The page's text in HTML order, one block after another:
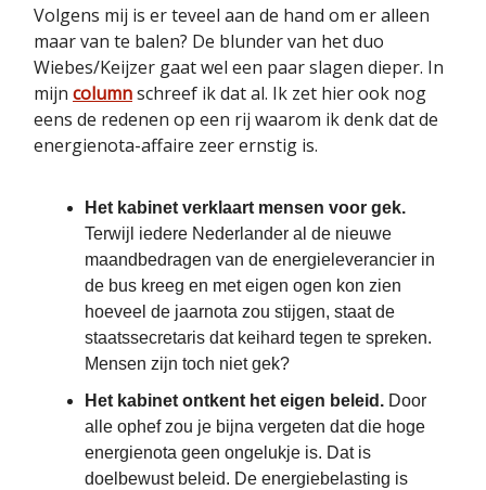
Volgens mij is er teveel aan de hand om er alleen
maar van te balen? De blunder van het duo
Wiebes/Keijzer gaat wel een paar slagen dieper. In
mijn columnschreef ik dat al. Ik zet hier ook nog
eens de redenen op een rij waarom ik denk dat de
energienota-affaire zeer ernstig is.
Het kabinet verklaart mensen voor gek.
Terwijl iedere Nederlander al de nieuwe
maandbedragen van de energieleverancier in
de bus kreeg en met eigen ogen kon zien
hoeveel de jaarnota zou stijgen, staat de
staatssecretaris dat keihard tegen te spreken.
Mensen zijn toch niet gek?
Het kabinet ontkent het eigen beleid. Door
alle ophef zou je bijna vergeten dat die hoge
energienota geen ongelukje is. Dat is
doelbewust beleid. De energiebelasting is